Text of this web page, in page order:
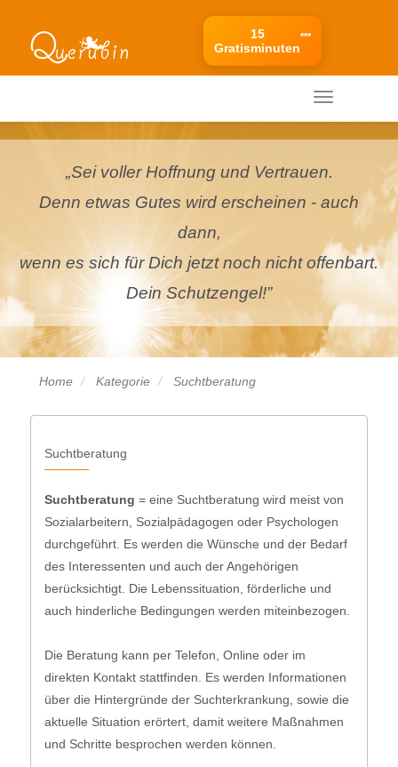
15
Gratisminuten
***
Ihr
mobiles
„Sei voller Hoffnung und Vertrauen.
Denn etwas Gutes wird erscheinen - auch
dann,
wenn es sich für Dich jetzt noch nicht offenbart.
Dein Schutzengel!”
Home Kategorie Suchtberatung
Suchtberatung
Suchtberatung = eine Suchtberatung wird meist von
Sozialarbeitern, Sozialpädagogen oder Psychologen
durchgeführt. Es werden die Wünsche und der Bedarf
des Interessenten und auch der Angehörigen
berücksichtigt. Die Lebenssituation, förderliche und
auch hinderliche Bedingungen werden miteinbezogen.
Die Beratung kann per Telefon, Online oder im
direkten Kontakt stattfinden. Es werden Informationen
über die Hintergründe der Suchterkrankung, sowie die
aktuelle Situation erörtert, damit weitere Maßnahmen
und Schritte besprochen werden können.